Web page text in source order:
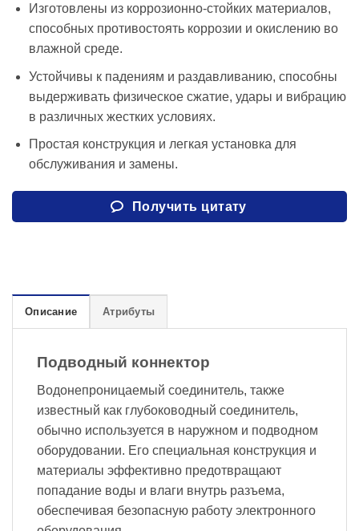
Изготовлены из коррозионно-стойких материалов,
способных противостоять коррозии и окислению во
влажной среде.
Устойчивы к падениям и раздавливанию, способны
выдерживать физическое сжатие, удары и вибрацию
в различных жестких условиях.
Простая конструкция и легкая установка для
обслуживания и замены.
Получить цитату
Описание Атрибуты
Подводный коннектор
Водонепроницаемый соединитель, также
известный как глубоководный соединитель,
обычно используется в наружном и подводном
оборудовании. Его специальная конструкция и
материалы эффективно предотвращают
попадание воды и влаги внутрь разъема,
обеспечивая безопасную работу электронного